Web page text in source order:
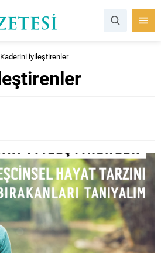
Kaderini iyileştirenler